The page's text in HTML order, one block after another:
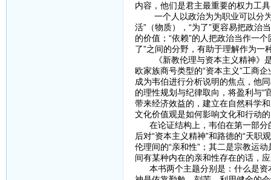
内容，他们是君主最重要的权力工
一个人以政治为为职业可以分为
活”（物质），“为了”更容易把政治
的价值；“依赖”的人把政治当作一
了”之间的分野，有助于理解作为一
《新教伦理与资本主义精神》是
欧家族商号类型的“资本主义”工商
成为韦伯进行分析说明的焦点，他
的理性规划与纪律取向，将盈利与“
带来经济效益的，建立在自然科学
文化价值观是如何影响文化和行动
在论证结构上，韦伯在第一部分
后对“资本主义精神”和路德的“天职
伦理间的“亲和性”；其二是宗教运
间有某种内在的亲和性存在的话，
本书两个主题分别是：什么是资